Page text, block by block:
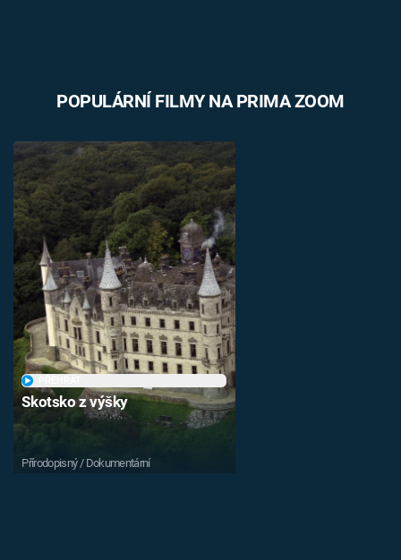
POPULÁRNÍ FILMY NA PRIMA ZOOM
Skotsko z výšky
Přírodopisný / Dokumentární